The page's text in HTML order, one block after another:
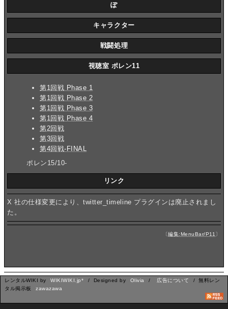
ぽ
キャラクター
戦闘処理
視聴室 ポレン11
第1回戦 Phase 1
第1回戦 Phase 2
第1回戦 Phase 3
第1回戦 Phase 4
第2回戦
第3回戦
第4回戦-FINAL
ポレン15/10-
リンク
X 社の仕様変更により、twitter_timeline プラグインは廃止されまし
た。
〔編集:MenuBar/P11 〕
レンタルWIKI by WIKIWIKI.jp* / Designed by Olivia / 広告について
/ 無料レン
タル掲示板
zawazawa